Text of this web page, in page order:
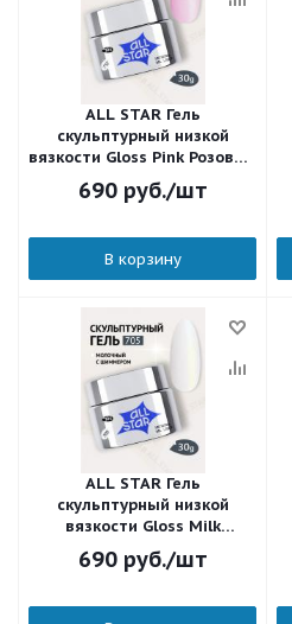
ALL STAR Гель
скульптурный низкой
вязкости Gloss Pink Розовый
с шиммером 712 30 мл.
690руб./шт
В корзину
ALL STAR Гель
скульптурный низкой
вязкости Gloss Milk
Молочный с шиммером 705
30 мл.
690руб./шт